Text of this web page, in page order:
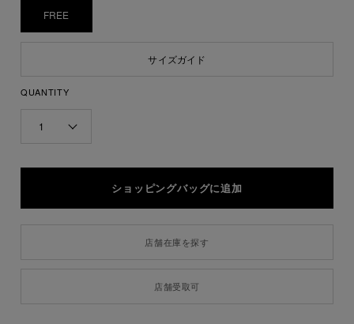
FREE
サイズガイド
QUANTITY
1
店舗在庫を探す
店舗受取可